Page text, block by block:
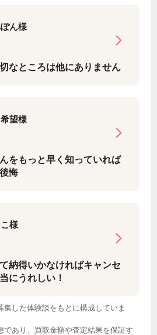
ん様
なところは他にありません
望様
をもっと早く知っていれば
悔
様
納得いかなければキャンセ
にうれしい！
した体験談をもとに構成していま
あり、買取金額や査定結果を保証す